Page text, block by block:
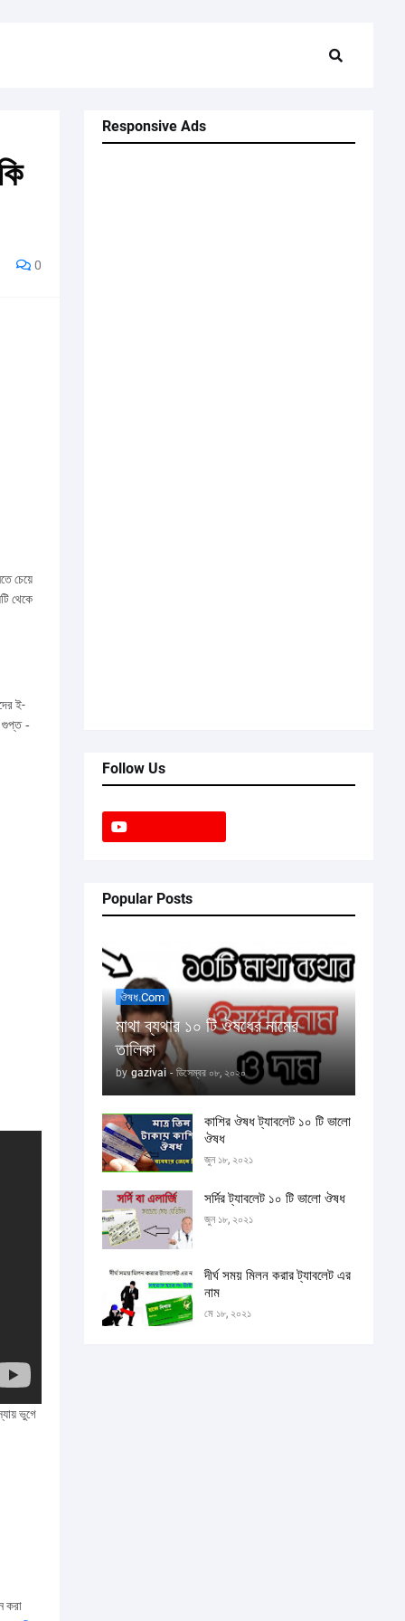
0
চেয়ে
থেকে
ই-
গুপ্ত -
ভুগে
করা
Responsive Ads
Follow Us
Popular Posts
ঔষধ.com
মাথা ব্যথার ১০ টি ঔষধের নামের
তালিকা
by gazivai - ডিসেম্বর ০৮, ২০২০
কাশির ঔষধ ট্যাবলেট ১০ টি ভালো
ঔষধ
জুন ১৮, ২০২১
সর্দির ট্যাবলেট ১০ টি ভালো ঔষধ
জুন ১৮, ২০২১
দীর্ঘ সময় মিলন করার ট্যাবলেট এর
নাম
মে ১৮, ২০২১